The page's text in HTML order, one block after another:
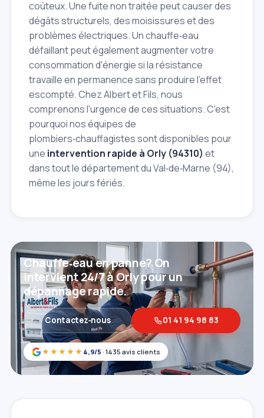
coûteux. Une fuite non traitée peut causer des
dégâts structurels, des moisissures et des
problèmes électriques. Un chauffe‑eau
défaillant peut également augmenter votre
consommation d'énergie si la résistance
travaille en permanence sans produire l'effet
escompté. Chez Albert et Fils, nous
comprenons l'urgence de ces situations. C'est
pourquoi nos équipes de
plombiers‑chauffagistes sont disponibles pour
une intervention rapide à Orly (94310) et
dans tout le département du Val‑de‑Marne (94),
même les jours fériés.
★★★★★ 4,9/5 · 1435 avis clients
Chauffe‑eau en panne? On
intervient 24/7 à Orly pour un
dépannage rapide.
Contactez‑nous 01 41 94 98 83